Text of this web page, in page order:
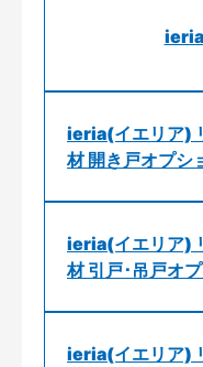
ieria(イエリア)
材 開き戸オプシ
ieria(イエリア)
材 引戸･吊戸オ
ieria(イエリア)